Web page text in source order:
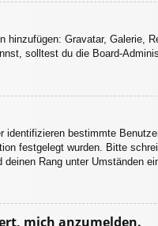
hinzufügen: Gravatar, Galerie,
solltest du die Board-
bestimmte
festgelegt wurden. Bitte
Rang unter Umständen
mich anzumelden.